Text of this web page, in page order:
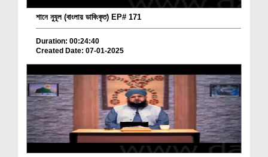
শানে নুযূল (বাংলায় ডাবিংকৃত) EP# 171
Duration: 00:24:40
Created Date: 07-01-2025